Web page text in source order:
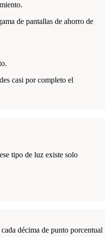
de pantallas de ahorro de
casi por completo el
tipo de luz existe solo
décima de punto porcentual